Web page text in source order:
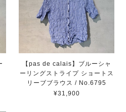
【pas de calais】ブルーシャ
ーリングストライプ ショートス
リーブブラウス / No.6795
¥31,900